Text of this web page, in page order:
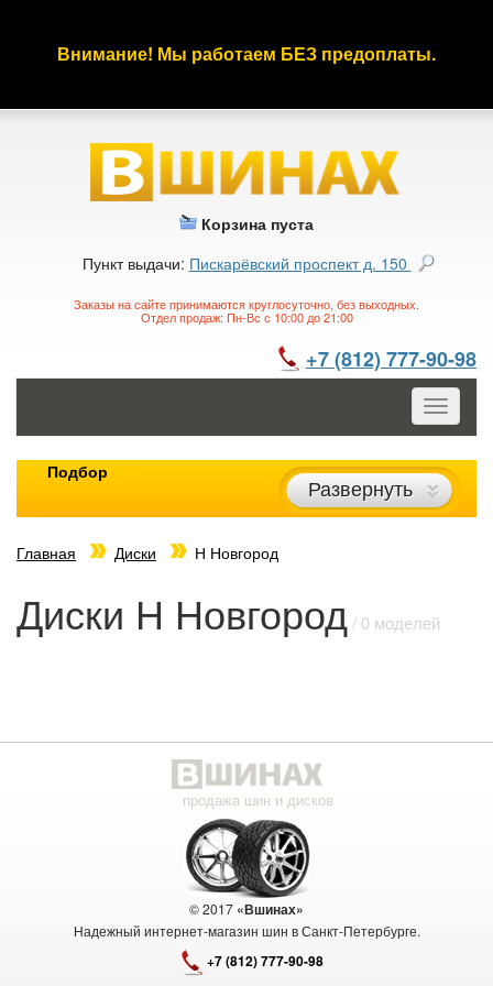
Внимание! Мы работаем БЕЗ предоплаты.
Корзина пуста
Пункт выдачи: Пискарёвский проспект д. 150
Заказы на сайте принимаются круглосуточно, без выходных.
Отдел продаж: Пн-Вс с 10:00 до 21:00
+7 (812) 777-90-98
Toggle
Подбор
Развернуть
Главная Диски Н Новгород
Диски Н Новгород/ 0 моделей
продажа шин и дисков
© 2017 «Вшинах»
Надежный интернет-магазин шин в Санкт-Петербурге.
+7 (812) 777-90-98